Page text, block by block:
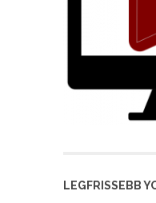
LEGFRISSEBB